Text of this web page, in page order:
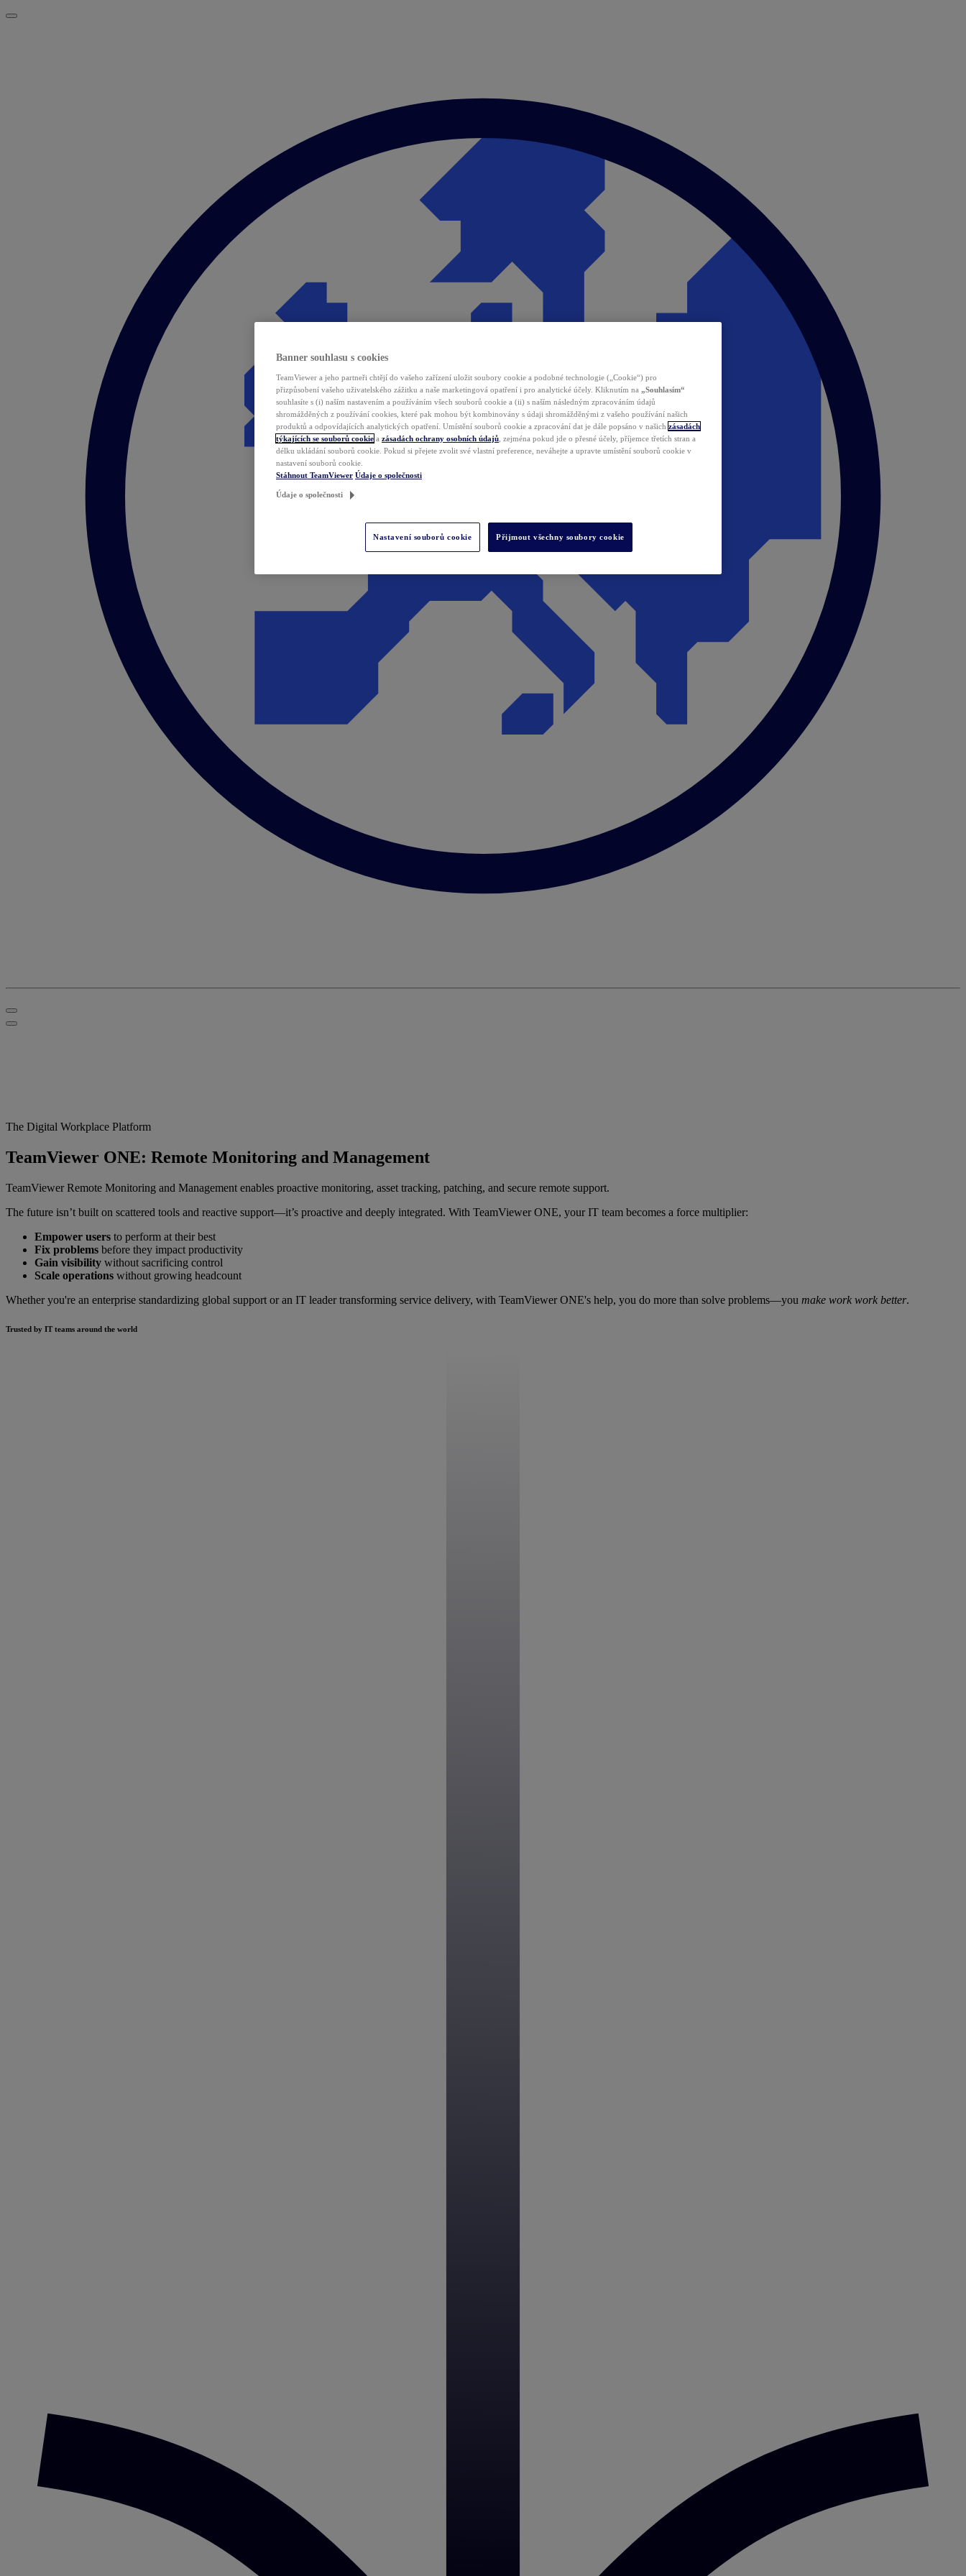
The Digital Workplace Platform
TeamViewer ONE: Remote Monitoring and Management
TeamViewer Remote Monitoring and Management enables proactive monitoring, asset tracking, patching, and secure remote support.
The future isn’t built on scattered tools and reactive support—it’s proactive and deeply integrated. With TeamViewer ONE, your IT team becomes a force multiplier:
Empower users to perform at their best
Fix problems before they impact productivity
Gain visibility without sacrificing control
Scale operations without growing headcount
Whether you're an enterprise standardizing global support or an IT leader transforming service delivery, with TeamViewer ONE's help, you do more than solve problems—you make work work better.
Trusted by IT teams around the world
Banner souhlasu s cookies
TeamViewer a jeho partneři chtějí do vašeho zařízení uložit soubory cookie a podobné technologie („Cookie“) pro
přizpůsobení vašeho uživatelského zážitku a naše marketingová opatření i pro analytické účely. Kliknutím na „Souhlasím“
souhlasíte s (i) naším nastavením a používáním všech souborů cookie a (ii) s naším následným zpracováním údajů
shromážděných z používání cookies, které pak mohou být kombinovány s údaji shromážděnými z vašeho používání našich
produktů a odpovídajících analytických opatření. Umístění souborů cookie a zpracování dat je dále popsáno v našich zásadách
týkajících se souborů cookie a zásadách ochrany osobních údajů , zejména pokud jde o přesné účely, příjemce třetích stran a
délku ukládání souborů cookie. Pokud si přejete zvolit své vlastní preference, neváhejte a upravte umístění souborů cookie v
nastavení souborů cookie.
Stáhnout TeamViewer Údaje o společnosti
Údaje o společnosti
Nastavení souborů cookie Přijmout všechny soubory cookie